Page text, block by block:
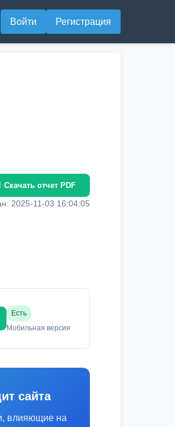
Войти Регистрация
Скачать отчет PDF
2025-11-03 16:04:05
Есть
Мобильная версия
сайта
влияющие на